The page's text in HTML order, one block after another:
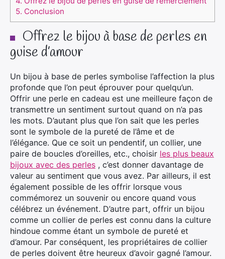
5. Conclusion
Offrez le bijou à base de perles en
guise d’amour
Un bijou à base de perles symbolise l’affection la plus
profonde que l’on peut éprouver pour quelqu’un.
Offrir une perle en cadeau est une meilleure façon de
transmettre un sentiment surtout quand on n’a pas
les mots. D’autant plus que l’on sait que les perles
sont le symbole de la pureté de l’âme et de
l’élégance. Que ce soit un pendentif, un collier, une
paire de boucles d’oreilles, etc., choisir les plus beaux
bijoux avec des perles , c’est donner davantage de
valeur au sentiment que vous avez. Par ailleurs, il est
également possible de les offrir lorsque vous
commémorez un souvenir ou encore quand vous
célébrez un événement. D’autre part, offrir un bijou
comme un collier de perles est connu dans la culture
hindoue comme étant un symbole de pureté et
d’amour. Par conséquent, les propriétaires de collier
de perles doivent être heureux d’avoir gagné l’amour.